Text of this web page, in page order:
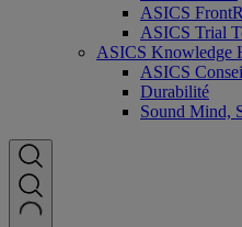
ASICS
ASICS Trial
ASICS Knowledge
ASICS
Durabilité
Sound Mind,